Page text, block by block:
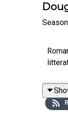
Season